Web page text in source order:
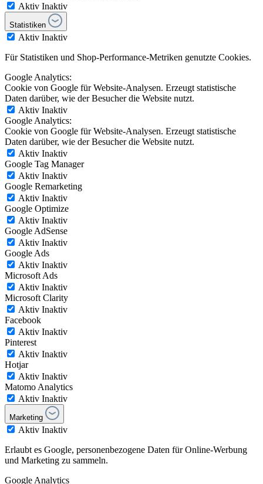
Aktiv Inaktiv
Statistiken
Aktiv Inaktiv
Für Statistiken und Shop-Performance-Metriken genutzte Cookies.
Google Analytics:
Cookie von Google für Website-Analysen. Erzeugt statistische
Daten darüber, wie der Besucher die Website nutzt.
Aktiv Inaktiv
Google Analytics:
Cookie von Google für Website-Analysen. Erzeugt statistische
Daten darüber, wie der Besucher die Website nutzt.
Aktiv Inaktiv
Google Tag Manager
Aktiv Inaktiv
Google Remarketing
Aktiv Inaktiv
Google Optimize
Aktiv Inaktiv
Google AdSense
Aktiv Inaktiv
Google Ads
Aktiv Inaktiv
Microsoft Ads
Aktiv Inaktiv
Microsoft Clarity
Aktiv Inaktiv
Facebook
Aktiv Inaktiv
Pinterest
Aktiv Inaktiv
Hotjar
Aktiv Inaktiv
Matomo Analytics
Aktiv Inaktiv
Marketing
Aktiv Inaktiv
Erlaubt es Google, personenbezogene Daten für Online-Werbung
und Marketing zu sammeln.
Google Analytics